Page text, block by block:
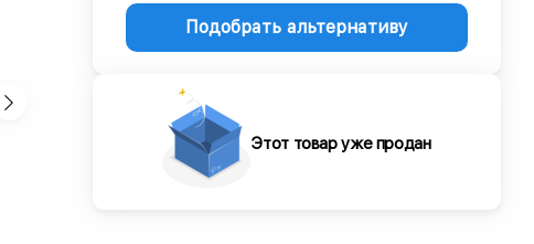
Подобрать альтернативу
Этот товар уже продан